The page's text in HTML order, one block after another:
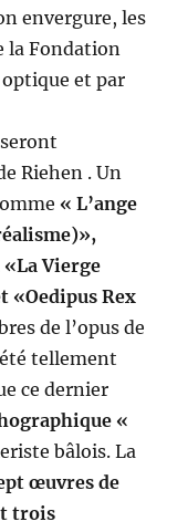
envergure, les
la Fondation
et par
Riehen . Un
« L’ange
«La Vierge
«Oedipus Rex
de l’opus de
tellement
ce dernier
«
bâlois. La
œuvres de
trois